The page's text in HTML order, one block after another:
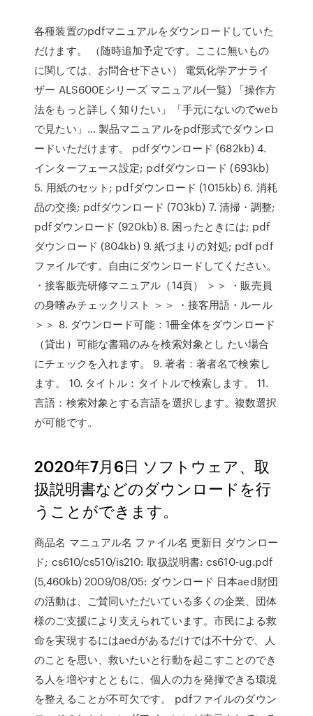
各種装置のpdfマニュアルをダウンロードしていた
だけます。 （随時追加予定です。ここに無いもの
に関しては、お問合せ下さい） 電気化学アナライ
ザー ALS600Eシリーズ マニュアル(一覧) 「操作方
法をもっと詳しく知りたい」「手元にないのでweb
で見たい」… 製品マニュアルをpdf形式でダウンロ
ードいただけます。 pdfダウンロード (682kb) 4.
インターフェース設定; pdfダウンロード (693kb)
5. 用紙のセット; pdfダウンロード (1015kb) 6. 消耗
品の交換; pdfダウンロード (703kb) 7. 清掃・調整;
pdfダウンロード (920kb) 8. 困ったときには; pdf
ダウンロード (804kb) 9. 紙づまりの対処; pdf pdf
ファイルです。自由にダウンロードしてください。
・接客販売研修マニュアル（14頁） ＞＞ ・販売員
の身嗜みチェックリスト ＞＞ ・接客用語・ルール
＞＞ 8. ダウンロード可能：1冊全体をダウンロード
（貸出）可能な書籍のみを検索対象とし たい場合
にチェックを入れます。 9. 著者：著者名で検索し
ます。 10. タイトル：タイトルで検索します。 11.
言語：検索対象とする言語を選択します。複数選択
が可能です。
2020年7月6日 ソフトウェア、取
扱説明書などのダウンロードを行
うことができます。
商品名 マニュアル名 ファイル名 更新日 ダウンロー
ド; cs610/cs510/is210: 取扱説明書: cs610-ug.pdf
(5,460kb) 2009/08/05: ダウンロード 日本aed財団
の活動は、ご賛同いただいている多くの企業、団体
様のご支援により支えられています。市民による救
命を実現するにはaedがあるだけでは不十分で、人
のことを思い、救いたいと行動を起こすことのでき
る人を増やすとともに、個人の力を発揮できる環境
を整えることが不可欠です。 pdfファイルのダウン